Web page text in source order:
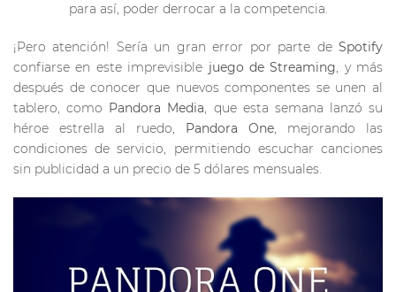
para así, poder derrocar a la competencia.
¡Pero atención! Sería un gran error por parte de Spotify
confiarse en este imprevisible juego de Streaming, y más
después de conocer que nuevos componentes se unen al
tablero, como Pandora Media, que esta semana lanzó su
héroe estrella al ruedo, Pandora One, mejorando las
condiciones de servicio, permitiendo escuchar canciones
sin publicidad a un precio de 5 dólares mensuales.